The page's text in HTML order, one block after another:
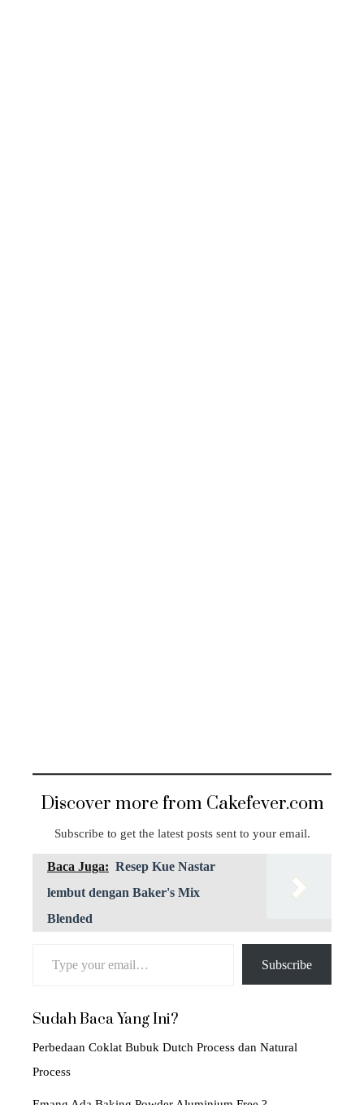
Discover more from Cakefever.com
Subscribe to get the latest posts sent to your email.
Baca Juga: Resep Kue Nastar
lembut dengan Baker's Mix
Blended
Subscribe
Sudah Baca Yang Ini?
Perbedaan Coklat Bubuk Dutch Process dan Natural
Process